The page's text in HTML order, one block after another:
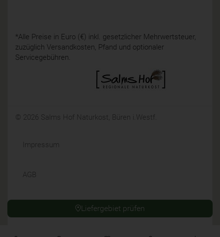
Liefergebiet prüfen
*Alle Preise in Euro (€) inkl. gesetzlicher Mehrwertsteuer,
zuzüglich Versandkosten, Pfand und optionaler
Servicegebühren.
© 2026 Salms Hof Naturkost, Büren i.Westf.
Impressum
AGB
Widerrufsrecht